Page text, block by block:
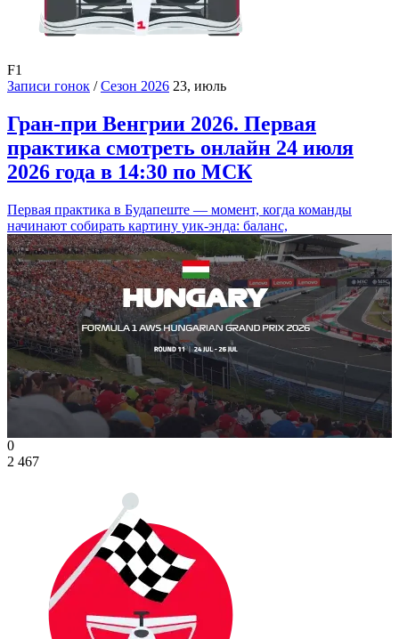
F1
Записи гонок /Сезон 2026 23, июль
Гран-при Венгрии 2026. Первая
практика смотреть онлайн 24 июля
2026 года в 14:30 по МСК
Первая практика в Будапеште — момент, когда команды
начинают собирать картину уик-энда: баланс,
0
2 467